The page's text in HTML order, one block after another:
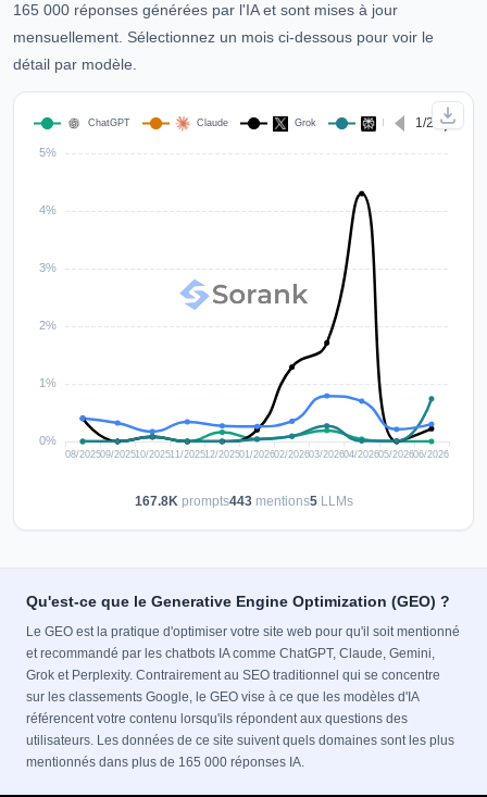
165 000 réponses générées par l'IA et sont mises à jour
mensuellement. Sélectionnez un mois ci-dessous pour voir le
détail par modèle.
167.8Kprompts443mentions5LLMs
Qu'est-ce que le Generative Engine Optimization (GEO) ?
Le GEO est la pratique d'optimiser votre site web pour qu'il soit mentionné
et recommandé par les chatbots IA comme ChatGPT, Claude, Gemini,
Grok et Perplexity. Contrairement au SEO traditionnel qui se concentre
sur les classements Google, le GEO vise à ce que les modèles d'IA
référencent votre contenu lorsqu'ils répondent aux questions des
utilisateurs. Les données de ce site suivent quels domaines sont les plus
mentionnés dans plus de 165 000 réponses IA.